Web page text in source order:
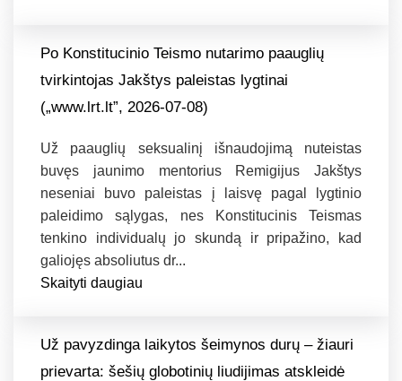
Po Konstitucinio Teismo nutarimo paauglių
tvirkintojas Jakštys paleistas lygtinai
(„www.lrt.lt”, 2026-07-08)
Už paauglių seksualinį išnaudojimą nuteistas
buvęs jaunimo mentorius Remigijus Jakštys
neseniai buvo paleistas į laisvę pagal lygtinio
paleidimo sąlygas, nes Konstitucinis Teismas
tenkino individualų jo skundą ir pripažino, kad
galiojęs absoliutus dr...
Skaityti daugiau
Už pavyzdinga laikytos šeimynos durų – žiauri
prievarta: šešių globotinių liudijimas atskleidė